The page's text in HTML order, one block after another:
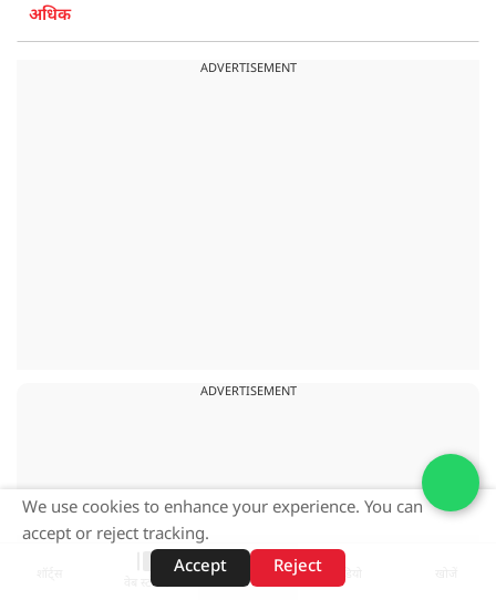
अधिक
ADVERTISEMENT
ADVERTISEMENT
वेब स्टोरीज़
We use cookies to enhance your experience. You can
accept or reject tracking.
Accept
Reject